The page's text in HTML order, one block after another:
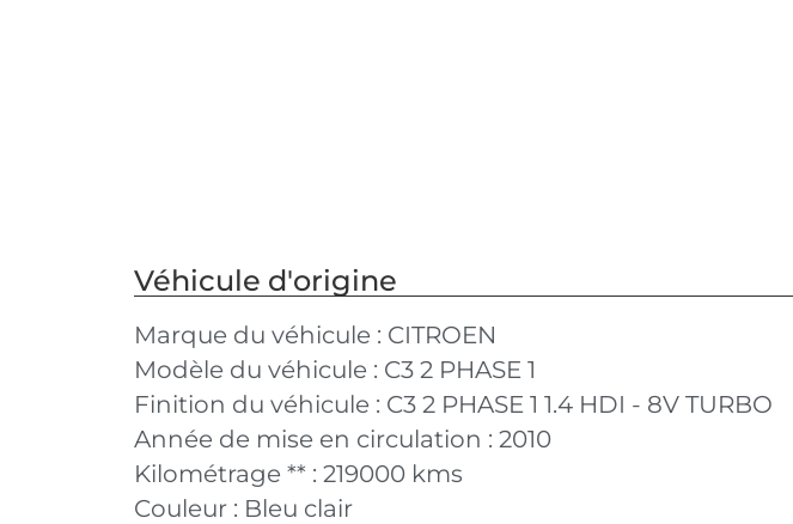
Véhicule d'origine
Marque du véhicule : CITROEN
Modèle du véhicule : C3 2 PHASE 1
Finition du véhicule : C3 2 PHASE 1 1.4 HDI - 8V TURBO
Année de mise en circulation : 2010
Kilométrage ** : 219000 kms
Couleur : Bleu clair